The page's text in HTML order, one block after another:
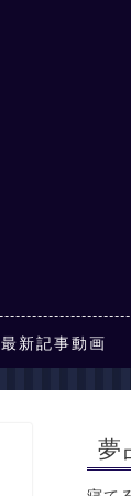
最新記事動画
夢